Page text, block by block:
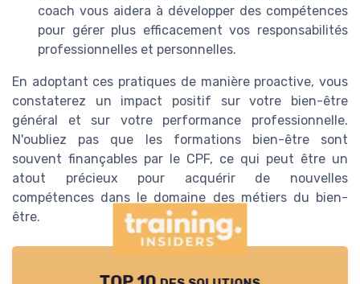
coach vous aidera à développer des compétences
pour gérer plus efficacement vos responsabilités
professionnelles et personnelles.
En adoptant ces pratiques de manière proactive, vous
constaterez un impact positif sur votre bien-être
général et sur votre performance professionnelle.
N'oubliez pas que les formations bien-être sont
souvent finançables par le CPF, ce qui peut être un
atout précieux pour acquérir de nouvelles
compétences dans le domaine des métiers du bien-
être.